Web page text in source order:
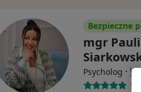
Bezpieczne
mgr
Psycholog ·